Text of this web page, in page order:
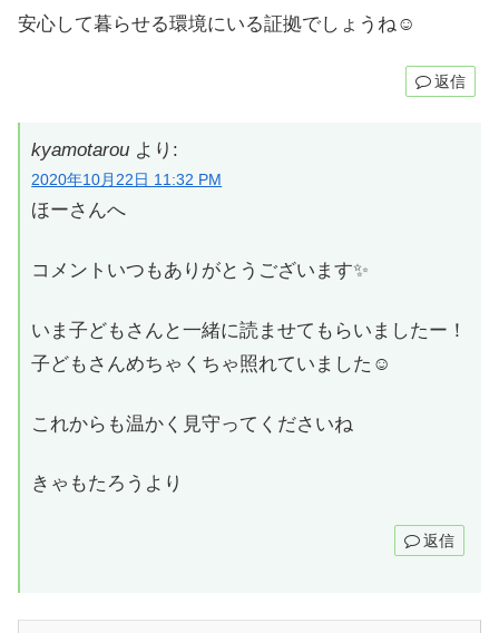
安心して暮らせる環境にいる証拠でしょうね☺
返信
kyamotarou より:
2020年10月22日 11:32 PM
ほーさんへ
コメントいつもありがとうございます✨
いま子どもさんと一緒に読ませてもらいましたー！
子どもさんめちゃくちゃ照れていました☺
これからも温かく見守ってくださいね
きゃもたろうより
返信